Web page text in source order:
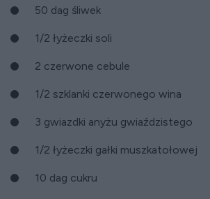
50 dag śliwek
1/2 łyżeczki soli
2 czerwone cebule
1/2 szklanki czerwonego wina
3 gwiazdki anyżu gwiaździstego
1/2 łyżeczki gałki muszkatołowej
10 dag cukru